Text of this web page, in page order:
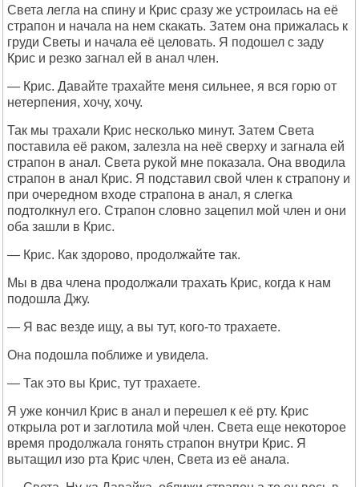
Света легла на спину и Крис сразу же устроилась на её
страпон и начала на нем скакать. Затем она прижалась к
груди Светы и начала её целовать. Я подошел с заду
Крис и резко загнал ей в анал член.
— Крис. Давайте трахайте меня сильнее, я вся горю от
нетерпения, хочу, хочу.
Так мы трахали Крис несколько минут. Затем Света
поставила её раком, залезла на неё сверху и загнала ей
страпон в анал. Света рукой мне показала. Она вводила
страпон в анал Крис. Я подставил свой член к страпону и
при очередном входе страпона в анал, я слегка
подтолкнул его. Страпон словно зацепил мой член и они
оба зашли в Крис.
— Крис. Как здорово, продолжайте так.
Мы в два члена продолжали трахать Крис, когда к нам
подошла Джу.
— Я вас везде ищу, а вы тут, кого-то трахаете.
Она подошла поближе и увидела.
— Так это вы Крис, тут трахаете.
Я уже кончил Крис в анал и перешел к её рту. Крис
открыла рот и заглотила мой член. Света еще некоторое
время продолжала гонять страпон внутри Крис. Я
вытащил изо рта Крис член, Света из её анала.